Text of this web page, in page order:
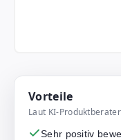
Vorteile
Laut KI-Produktberater
Sehr positiv